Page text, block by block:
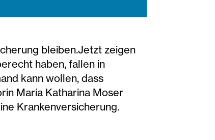
bleiben.Jetzt zeigen
haben, fallen in
kann wollen, dass
Maria Katharina Moser
Krankenversicherung.